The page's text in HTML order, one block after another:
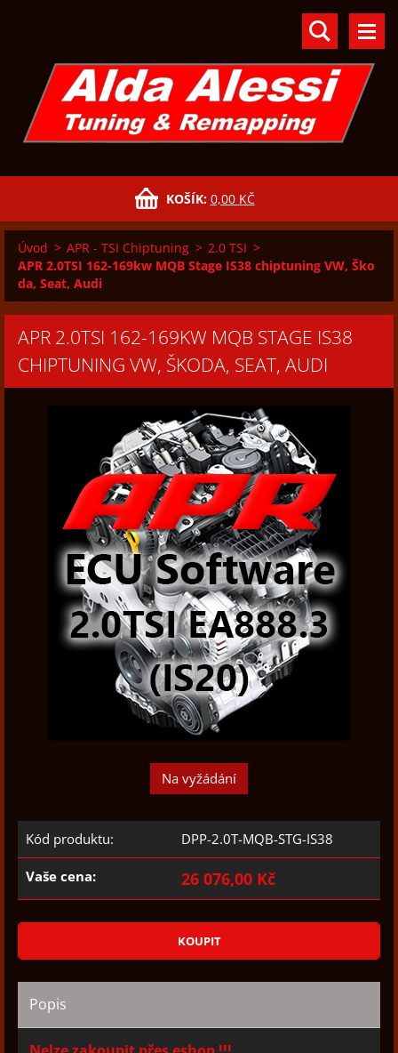
KOŠÍK: 0,00 KČ
Úvod > APR - TSI Chiptuning > 2.0 TSI >
APR 2.0TSI 162-169kw MQB Stage IS38 chiptuning VW, Ško
da, Seat, Audi
APR 2.0TSI 162-169KW MQB STAGE IS38
CHIPTUNING VW, ŠKODA, SEAT, AUDI
Na vyžádání
Kód produktu: DPP-2.0T-MQB-STG-IS38
Vaše cena: 26 076,00 Kč
Popis